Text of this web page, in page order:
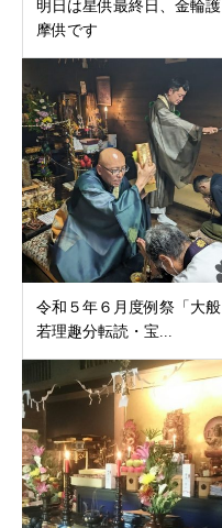
明日は星供最終日、金輪護
摩供です
令和５年６月度例祭「大般
若理趣分転読・宝...